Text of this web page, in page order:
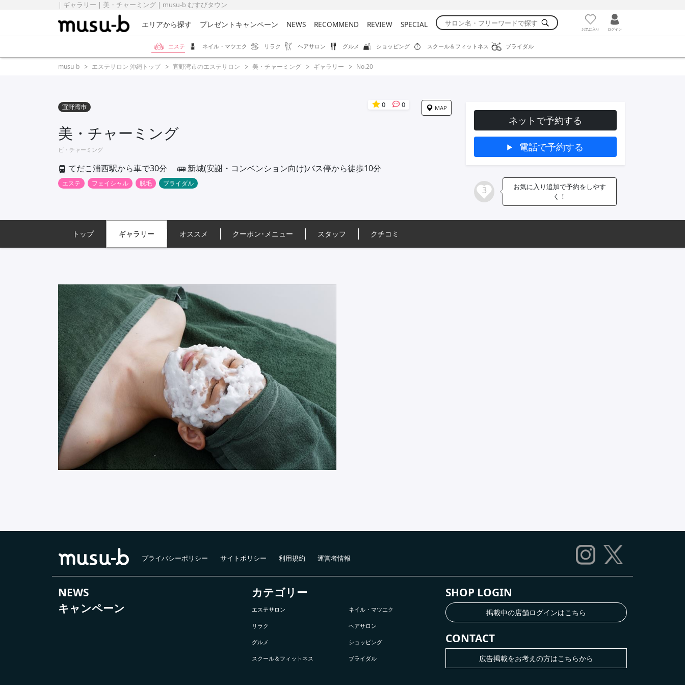
| ギャラリー | 美・チャーミング | musu-b むすびタウン
エリアから探す プレゼントキャンペーン NEWS RECOMMEND REVIEW SPECIAL お気に入り ログイン
エステ ネイル・マツエク リラク ヘアサロン グルメ ショッピング スクール＆フィットネス ブライダル
musu-b エステサロン 沖縄トップ 宜野湾市のエステサロン 美・チャーミング ギャラリー No.20
宜野湾市 0 0 MAP
美・チャーミング
ビ・チャーミング
てだこ浦西駅から車で30分 新城(安謝・コンベンション向け)バス停から徒歩10分
エステ フェイシャル 脱毛 ブライダル
ネットで予約する
電話で予約する
3
お気に入り追加で予約をしやす
く！
トップ ギャラリー オススメ クーポン･ メニュー スタッフ クチコミ
プライバシーポリシー サイトポリシー 利用規約 運営者情報
NEWS
キャンペーン
カテゴリー
エステサロン ネイル・マツエク
リラク ヘアサロン
グルメ ショッピング
スクール＆フィットネス ブライダル
SHOP LOGIN
掲載中の店舗ログインはこちら
CONTACT
広告掲載をお考えの方はこちらから